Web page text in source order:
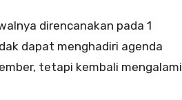
direncanakan pada 1
dapat menghadiri agenda
tetapi kembali mengalami